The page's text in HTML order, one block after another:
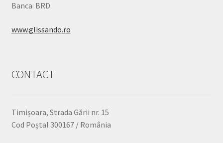
Banca: BRD
www.glissando.ro
CONTACT
Timișoara, Strada Gării nr. 15
Cod Poștal 300167 / România